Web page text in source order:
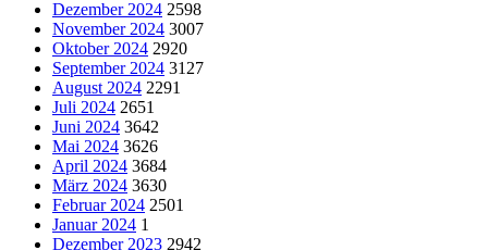
Dezember 2024 2598
November 2024 3007
Oktober 2024 2920
September 2024 3127
August 2024 2291
Juli 2024 2651
Juni 2024 3642
Mai 2024 3626
April 2024 3684
März 2024 3630
Februar 2024 2501
Januar 2024 1
Dezember 2023 2942